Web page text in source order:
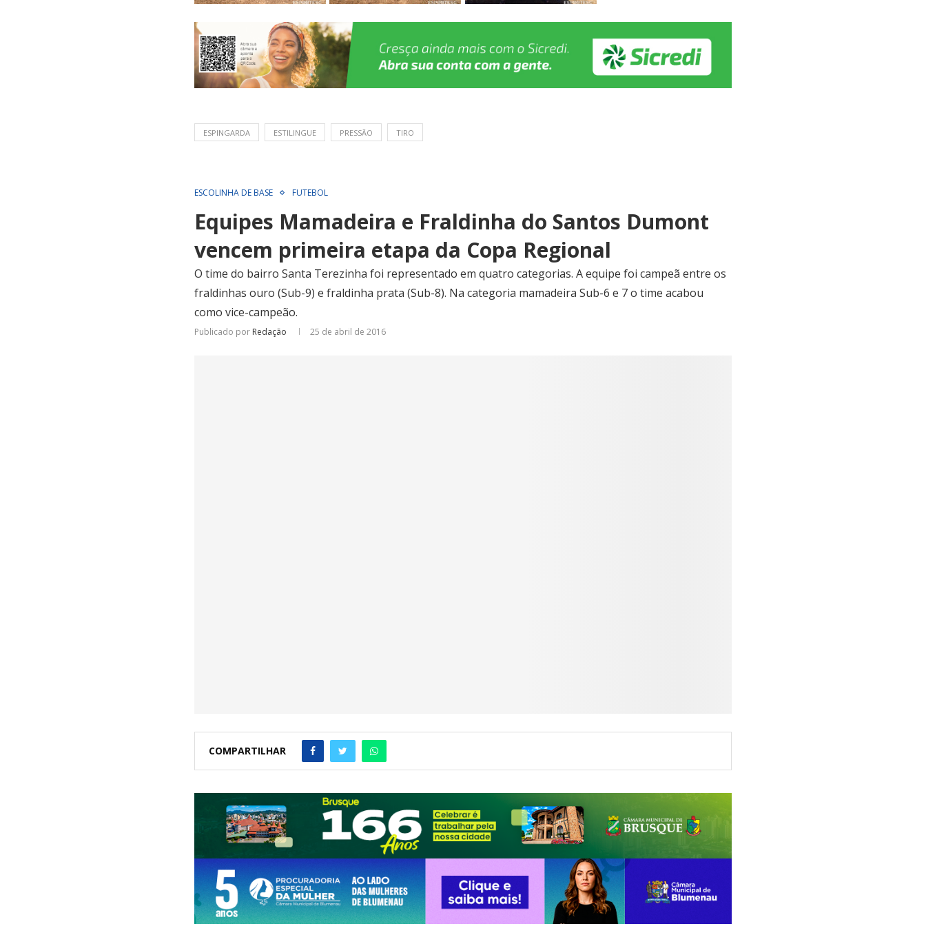
ESPINGARDA ESTILINGUE PRESSÃO TIRO
ESCOLINHA DE BASE FUTEBOL
Equipes Mamadeira e Fraldinha do Santos Dumont
vencem primeira etapa da Copa Regional
O time do bairro Santa Terezinha foi representado em quatro categorias. A equipe foi campeã entre os
fraldinhas ouro (Sub-9) e fraldinha prata (Sub-8). Na categoria mamadeira Sub-6 e 7 o time acabou
como vice-campeão.
Publicado por Redação 25 de abril de 2016
COMPARTILHAR